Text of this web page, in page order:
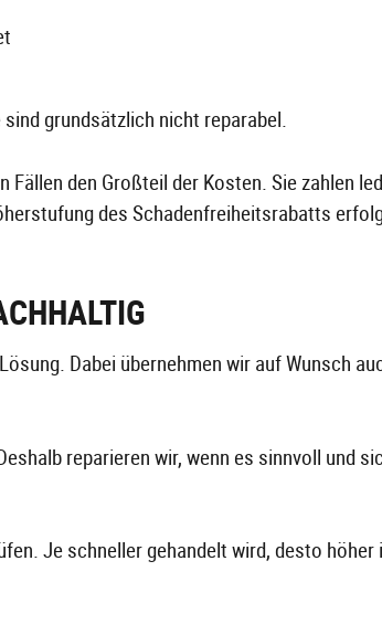
grundsätzlich nicht reparabel.
den Großteil der Kosten. Sie zahlen
des Schadenfreiheitsrabatts
Dabei übernehmen wir auf Wunsch
reparieren wir, wenn es sinnvoll und
Je schneller gehandelt wird, desto